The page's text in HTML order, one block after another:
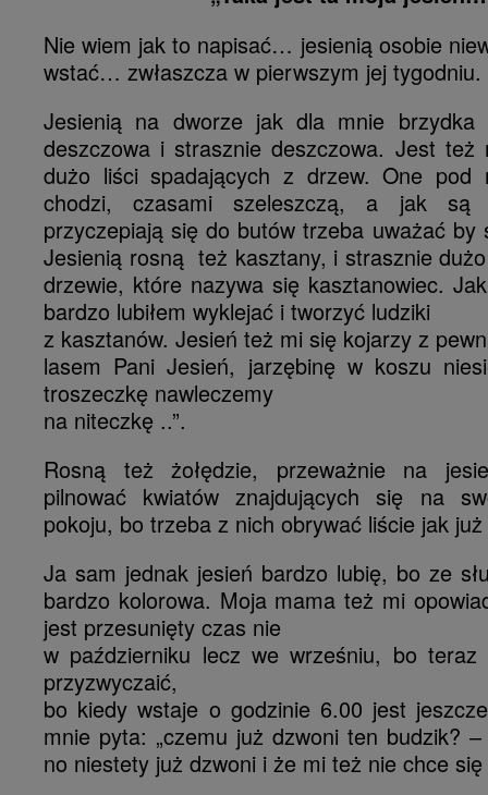
Nie wiem jak to napisać… jesienią osobie
wstać… zwłaszcza w pierwszym jej tygodniu.
Jesienią na dworze jak dla mnie brzydka
deszczowa i strasznie deszczowa. Jest też
dużo liści spadających z drzew. One pod
chodzi, czasami szeleszczą, a jak
przyczepiają się do butów trzeba uważać by
Jesienią rosną też kasztany, i strasznie
drzewie, które nazywa się kasztanowiec.
bardzo lubiłem wyklejać i tworzyć ludziki
z kasztanów. Jesień też mi się kojarzy z
lasem Pani Jesień, jarzębinę w koszu
troszeczkę nawleczemy
na niteczkę ..”.
Rosną też żołędzie, przeważnie na
pilnować kwiatów znajdujących się na
pokoju, bo trzeba z nich obrywać liście jak
Ja sam jednak jesień bardzo lubię, bo ze
bardzo kolorowa. Moja mama też mi
jest przesunięty czas nie
w październiku lecz we wrześniu, bo
przyzwyczaić,
bo kiedy wstaje o godzinie 6.00 jest
mnie pyta: „czemu już dzwoni ten budzik?
no niestety już dzwoni i że mi też nie chce